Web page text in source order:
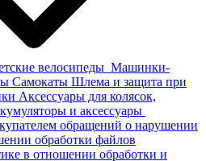
велосипеды Машинки-
Самокаты Шлема и защита при
Аксессуары для колясок,
и аксессуары
обращений о нарушении
обработки файлов
в отношении обработки и